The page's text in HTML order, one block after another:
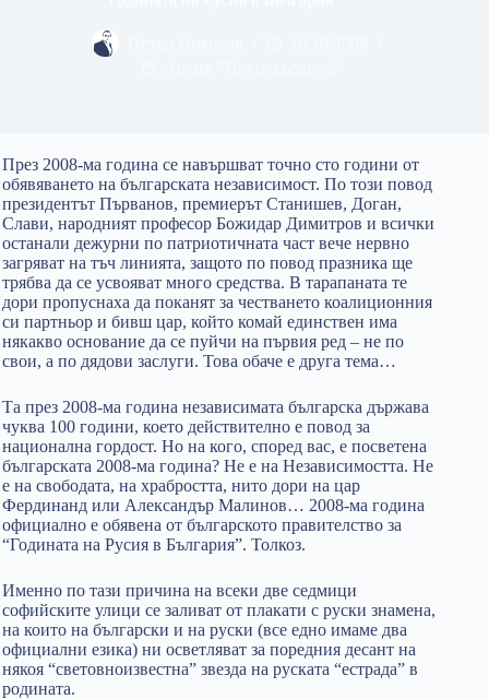
През 2008-ма година се навършват точно сто години от
обявяването на българската независимост. По този повод
президентът Първанов, премиерът Станишев, Доган,
Слави, народният професор Божидар Димитров и всички
останали дежурни по патриотичната част вече нервно
загряват на тъч линията, защото по повод празника ще
трябва да се усвояват много средства. В тарапаната те
дори пропуснаха да поканят за честването коалиционния
си партньор и бивш цар, който комай единствен има
някакво основание да се пуйчи на първия ред – не по
свои, а по дядови заслуги. Това обаче е друга тема…
Та през 2008-ма година независимата българска държава
чуква 100 години, което действително е повод за
национална гордост. Но на кого, според вас, е посветена
българската 2008-ма година? Не е на Независимостта. Не
е на свободата, на храбростта, нито дори на цар
Фердинанд или Александър Малинов… 2008-ма година
официално е обявена от българското правителство за
“Годината на Русия в България”. Толкоз.
Именно по тази причина на всеки две седмици
софийските улици се заливат от плакати с руски знамена,
на които на български и на руски (все едно имаме два
официални езика) ни осветляват за поредния десант на
някоя “световноизвестна” звезда на руската “естрада” в
родината.